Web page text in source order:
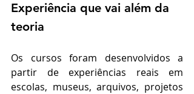
Experiência que vai além da
teoria
Os cursos foram desenvolvidos a
partir de experiências reais em
escolas, museus, arquivos, projetos